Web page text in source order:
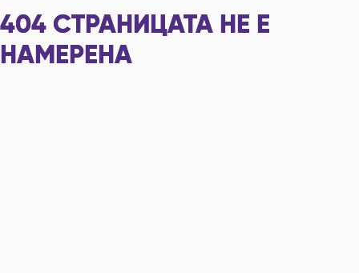
404 СТРАНИЦАТА НЕ Е
НАМЕРЕНА